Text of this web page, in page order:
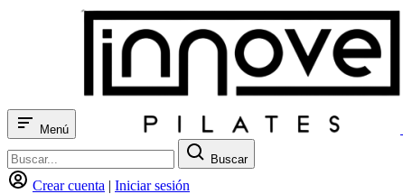
Menú
Buscar
Crear cuenta | Iniciar sesión